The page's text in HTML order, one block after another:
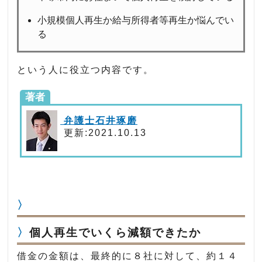
小規模個人再生か給与所得者等再生か悩んでい
る
という人に役立つ内容です。
著者
弁護士石井琢磨
更新:2021.10.13
個人再生でいくら減額できたか
借金の金額は、最終的に８社に対して、約１４